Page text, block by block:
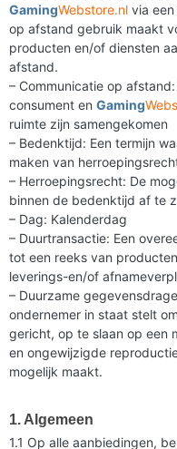
GamingWebstore.nl via
op afstand gebruik maakt
producten en/of diensten
afstand.
– Communicatie op
consument en Gaming
ruimte zijn samengekomen
– Bedenktijd: Een termijn
maken van
– Herroepingsrecht: De
binnen de bedenktijd af te
– Dag: Kalenderdag
– Duurtransactie: Een
tot een reeks van
leverings-en/of
– Duurzame
ondernemer in staat stelt
gericht, op te slaan op een
en ongewijzigde
mogelijk maakt.
1. Algemeen
1.1 Op alle aanbiedingen,